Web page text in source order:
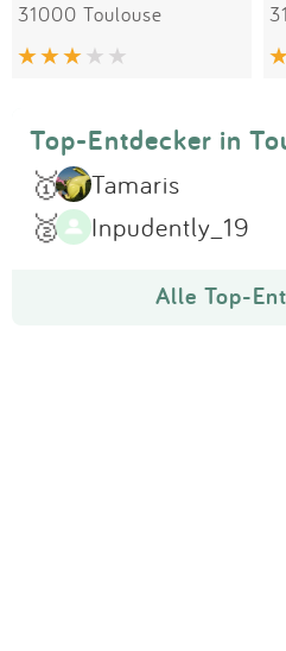
31000 Toulouse
Top-Entdecker in
🥇 Tamaris
🥈 Inpudently_19
Alle Top-